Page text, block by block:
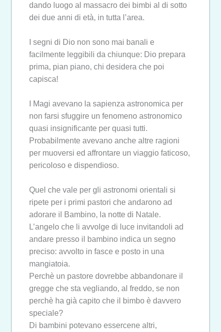
dando luogo al massacro dei bimbi al di sotto
dei due anni di età, in tutta l’area.
I segni di Dio non sono mai banali e
facilmente leggibili da chiunque: Dio prepara
prima, pian piano, chi desidera che poi
capisca!
I Magi avevano la sapienza astronomica per
non farsi sfuggire un fenomeno astronomico
quasi insignificante per quasi tutti.
Probabilmente avevano anche altre ragioni
per muoversi ed affrontare un viaggio faticoso,
pericoloso e dispendioso.
Quel che vale per gli astronomi orientali si
ripete per i primi pastori che andarono ad
adorare il Bambino, la notte di Natale.
L’angelo che li avvolge di luce invitandoli ad
andare presso il bambino indica un segno
preciso: avvolto in fasce e posto in una
mangiatoia.
Perchè un pastore dovrebbe abbandonare il
gregge che sta vegliando, al freddo, se non
perchè ha già capito che il bimbo è davvero
speciale?
Di bambini potevano essercene altri,